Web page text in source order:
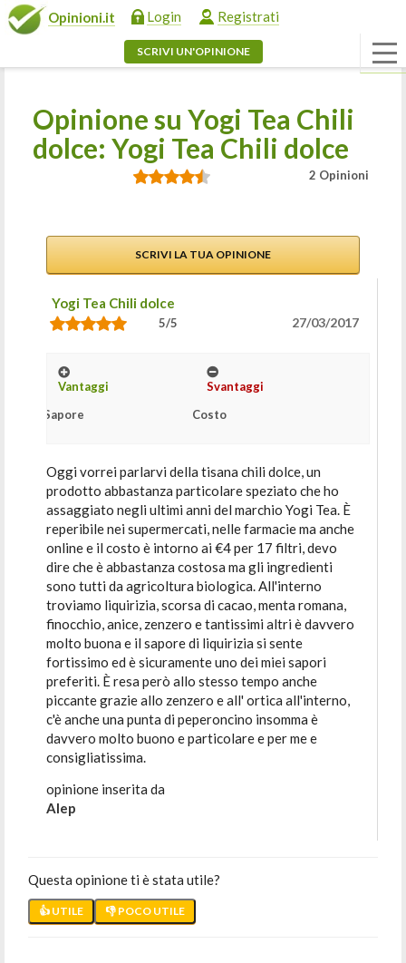
Opinioni.it Login Registrati
SCRIVI UN'OPINIONE
Opinione su Yogi Tea Chili
dolce: Yogi Tea Chili dolce
2 Opinioni
SCRIVI LA TUA OPINIONE
Yogi Tea Chili dolce
5/5 27/03/2017
Vantaggi
Sapore
Svantaggi
Costo
Oggi vorrei parlarvi della tisana chili dolce, un
prodotto abbastanza particolare speziato che ho
assaggiato negli ultimi anni del marchio Yogi Tea. È
reperibile nei supermercati, nelle farmacie ma anche
online e il costo è intorno ai €4 per 17 filtri, devo
dire che è abbastanza costosa ma gli ingredienti
sono tutti da agricoltura biologica. All'interno
troviamo liquirizia, scorsa di cacao, menta romana,
finocchio, anice, zenzero e tantissimi altri è davvero
molto buona e il sapore di liquirizia si sente
fortissimo ed è sicuramente uno dei miei sapori
preferiti. È resa però allo stesso tempo anche
piccante grazie allo zenzero e all' ortica all'interno,
c'è anche una punta di peperoncino insomma è
davvero molto buono e particolare e per me e
consigliatissima.
opinione inserita da
Alep
Questa opinione ti è stata utile?
👍 UTILE 👎 POCO UTILE